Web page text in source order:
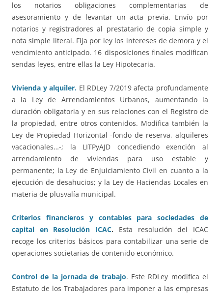
los notarios obligaciones complementarias de
asesoramiento y de levantar un acta previa. Envío por
notarios y registradores al prestatario de copia simple y
nota simple literal. Fija por ley los intereses de demora y el
vencimiento anticipado. 16 disposiciones finales modifican
sendas leyes, entre ellas la Ley Hipotecaria.
Vivienda y alquiler. El RDLey 7/2019 afecta profundamente
a la Ley de Arrendamientos Urbanos, aumentando la
duración obligatoria y en sus relaciones con el Registro de
la propiedad, entre otros contenidos. Modifica también la
Ley de Propiedad Horizontal -fondo de reserva, alquileres
vacacionales…-; la LITPyAJD concediendo exención al
arrendamiento de viviendas para uso estable y
permanente; la Ley de Enjuiciamiento Civil en cuanto a la
ejecución de desahucios; y la Ley de Haciendas Locales en
materia de plusvalía municipal.
Criterios financieros y contables para sociedades de
capital en Resolución ICAC. Esta resolución del ICAC
recoge los criterios básicos para contabilizar una serie de
operaciones societarias de contenido económico.
Control de la jornada de trabajo. Este RDLey modifica el
Estatuto de los Trabajadores para imponer a las empresas